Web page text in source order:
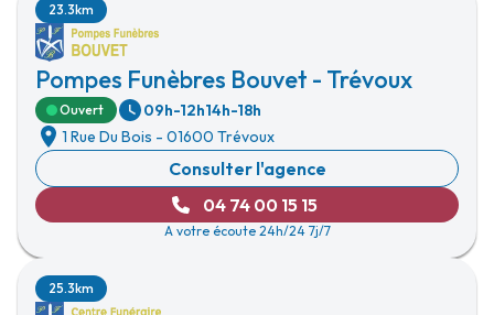
Pompes Funèbres Bouvet - Trévoux
23.3km
Ouvert 09h-12h14h-18h
1 Rue Du Bois - 01600 Trévoux
Consulter l'agence
04 74 00 15 15
A votre écoute 24h/24 7j/7
25.3km